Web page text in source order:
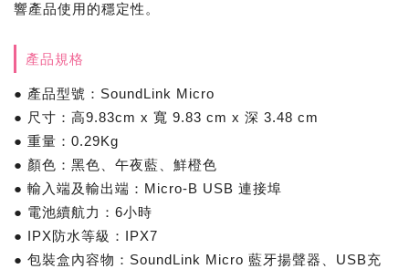
響產品使用的穩定性。
產品規格
● 產品型號：SoundLink Micro
● 尺寸：高9.83cm x 寬 9.83 cm x 深 3.48 cm
● 重量：0.29Kg
● 顏色：黑色、午夜藍、鮮橙色
● 輸入端及輸出端：Micro-B USB 連接埠
● 電池續航力：6小時
● IPX防水等級：IPX7
● 包裝盒內容物：SoundLink Micro 藍牙揚聲器、USB充